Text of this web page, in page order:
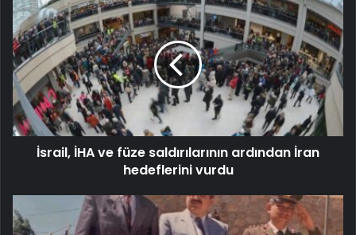
İsrail, İHA ve füze saldırılarının ardından İran
hedeflerini vurdu